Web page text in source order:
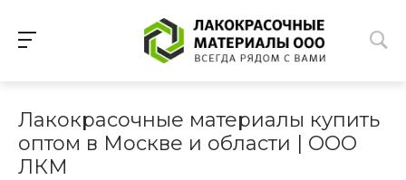
Лакокрасочные материалы купить
оптом в Москве и области | ООО
ЛКМ